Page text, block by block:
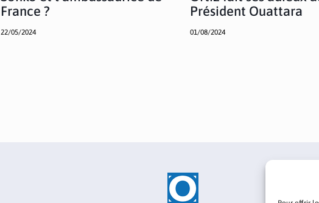
France ?
22/05/2024
Président Ouattara
01/08/2024